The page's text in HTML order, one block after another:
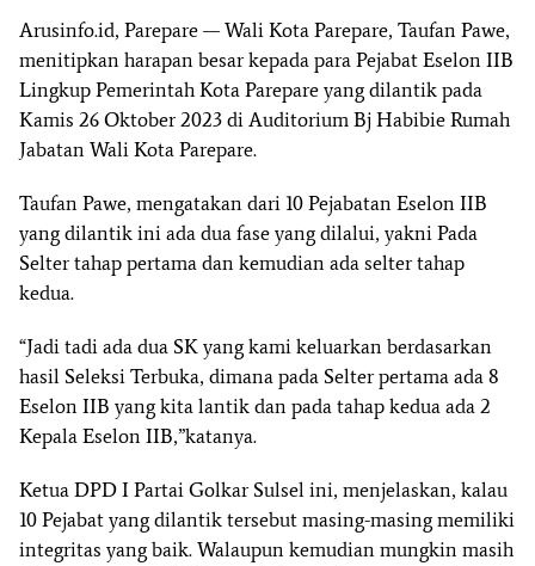
Arusinfo.id, Parepare — Wali Kota Parepare, Taufan Pawe,
menitipkan harapan besar kepada para Pejabat Eselon IIB
Lingkup Pemerintah Kota Parepare yang dilantik pada
Kamis 26 Oktober 2023 di Auditorium Bj Habibie Rumah
Jabatan Wali Kota Parepare.
Taufan Pawe, mengatakan dari 10 Pejabatan Eselon IIB
yang dilantik ini ada dua fase yang dilalui, yakni Pada
Selter tahap pertama dan kemudian ada selter tahap
kedua.
“Jadi tadi ada dua SK yang kami keluarkan berdasarkan
hasil Seleksi Terbuka, dimana pada Selter pertama ada 8
Eselon IIB yang kita lantik dan pada tahap kedua ada 2
Kepala Eselon IIB,”katanya.
Ketua DPD I Partai Golkar Sulsel ini, menjelaskan, kalau
10 Pejabat yang dilantik tersebut masing-masing memiliki
integritas yang baik. Walaupun kemudian mungkin masih